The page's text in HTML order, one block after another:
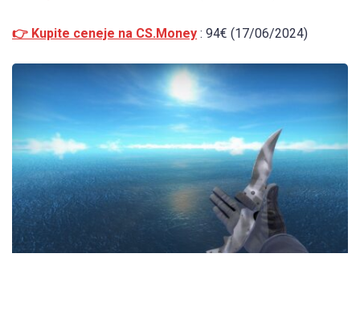
👉 Kupite ceneje na CS.Money : 94€ (17/06/2024)